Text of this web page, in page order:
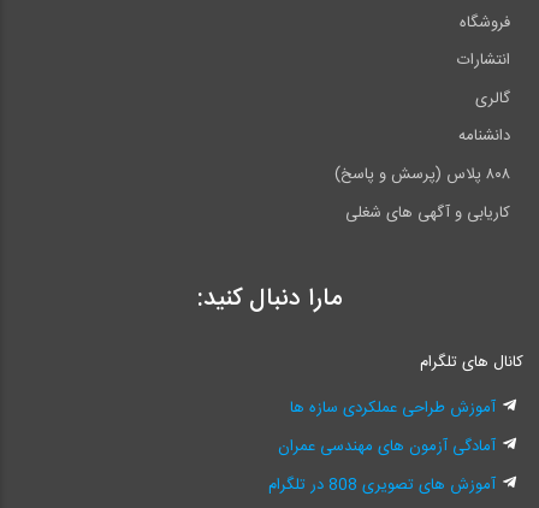
فروشگاه
انتشارات
گالری
دانشنامه
۸۰۸ پلاس (پرسش و پاسخ)
کاریابی و آگهی های شغلی
مارا دنبال کنید:
کانال های تلگرام
آموزش طراحی عملکردی سازه ها
آمادگی آزمون های مهندسی عمران
آموزش های تصویری 808 در تلگرام